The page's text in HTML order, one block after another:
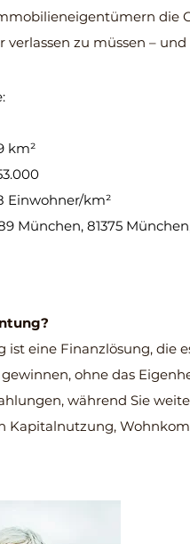
die
verlassen zu müssen –
Einwohner/km²
81375 München,
eine Finanzlösung, die
ohne das
während Sie
Kapitalnutzung,